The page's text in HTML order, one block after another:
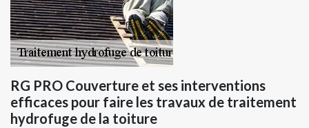
RG PRO Couverture et ses interventions
efficaces pour faire les travaux de traitement
hydrofuge de la toiture